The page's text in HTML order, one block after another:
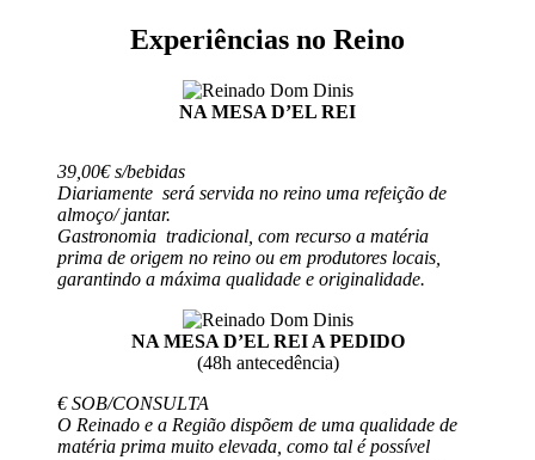
Experiências no Reino
NA MESA D’EL REI
39,00€ s/bebidas
Diariamente será servida no reino uma refeição de
almoço/ jantar.
Gastronomia tradicional, com recurso a matéria
prima de origem no reino ou em produtores locais,
garantindo a máxima qualidade e originalidade.
NA MESA D’EL REI A PEDIDO
(48h antecedência)
€ SOB/CONSULTA
O Reinado e a Região dispõem de uma qualidade de
matéria prima muito elevada, como tal é possível